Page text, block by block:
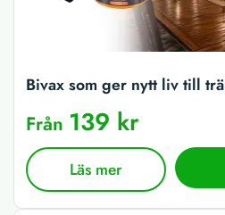
Bivax som ger nytt liv till trä
Från 139 kr
Läs mer